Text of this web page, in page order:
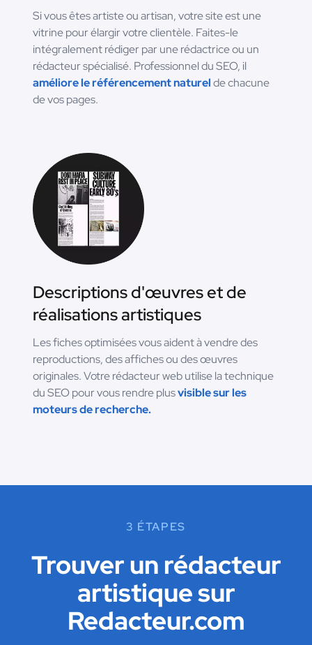
Si vous êtes artiste ou artisan, votre site est une
vitrine pour élargir votre clientèle. Faites-le
intégralement rédiger par une rédactrice ou un
rédacteur spécialisé. Professionnel du SEO, il
améliore le référencement naturelde chacune
de vos pages.
Descriptions d'œuvres et de
réalisations artistiques
Les fiches optimisées vous aident à vendre des
reproductions, des affiches ou des œuvres
originales. Votre rédacteur web utilise la technique
du SEO pour vous rendre plusvisible sur les
moteurs de recherche.
3 ÉTAPES
Trouver un rédacteur
artistique sur
Redacteur.com